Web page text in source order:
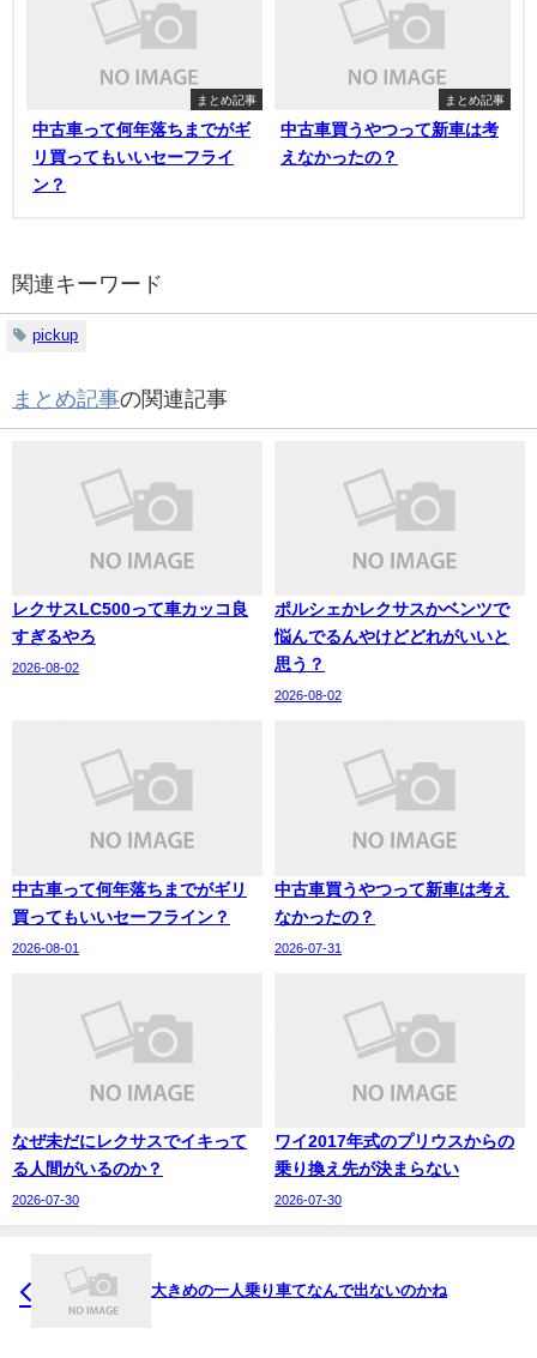
まとめ記事
中古車って何年落ちまでがギ
リ買ってもいいセーフライ
ン？
まとめ記事
中古車買うやつって新車は考
えなかったの？
関連キーワード
pickup
まとめ記事の関連記事
レクサスLC500って車カッコ良
すぎるやろ
2026-08-02
ポルシェかレクサスかベンツで
悩んでるんやけどどれがいいと
思う？
2026-08-02
中古車って何年落ちまでがギリ
買ってもいいセーフライン？
2026-08-01
中古車買うやつって新車は考え
なかったの？
2026-07-31
なぜ未だにレクサスでイキって
る人間がいるのか？
2026-07-30
ワイ2017年式のプリウスからの
乗り換え先が決まらない
2026-07-30
大きめの一人乗り車てなんで出ないのかね